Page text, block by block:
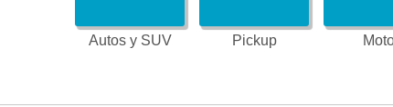
Autos y SUV Pickup